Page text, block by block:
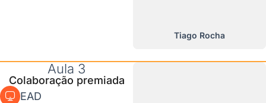
Tiago Rocha
Aula 3
Colaboração premiada
EAD